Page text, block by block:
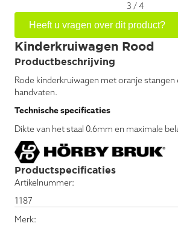
Productspecificaties
Artikelnummer:
1187
Merk:
3 /4
Heeft u vragen over dit product?
Kinderkruiwagen Rood
Productbeschrijving
Rode kinderkruiwagen met oranje stangen
handvaten.
Technische specificaties
Dikte van het staal 0.6mm en maximale